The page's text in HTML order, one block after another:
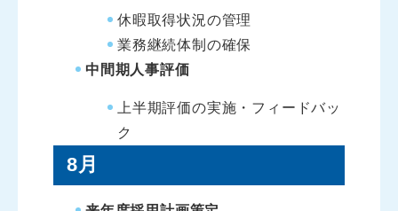
休暇取得状況の管理
業務継続体制の確保
中間期人事評価
上半期評価の実施・フィードバッ
ク
8月